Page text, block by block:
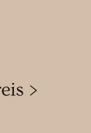
>